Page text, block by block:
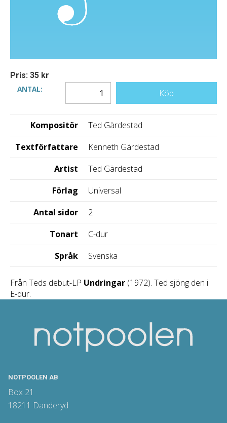
Pris: 35 kr
ANTAL:
Köp
Kompositör
Ted Gärdestad
Textförfattare
Kenneth Gärdestad
Artist
Ted Gärdestad
Förlag
Universal
Antal sidor
2
Tonart
C-dur
Språk
Svenska
Från Teds debut-LP Undringar (1972). Ted sjöng den i
E-dur.
NOTPOOLEN AB
Box 21
18211 Danderyd